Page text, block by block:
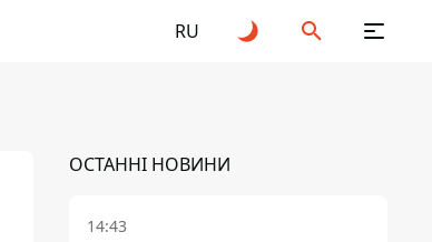
RU
ОСТАННІ НОВИНИ
14:43